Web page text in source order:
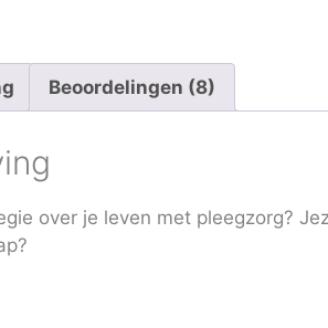
Beoordelingen (8)
over je leven met pleegzorg?